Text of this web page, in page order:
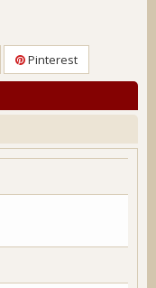
Pinterest